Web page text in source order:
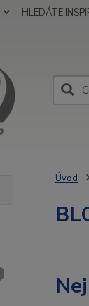
HLEDÁTE
Úvod